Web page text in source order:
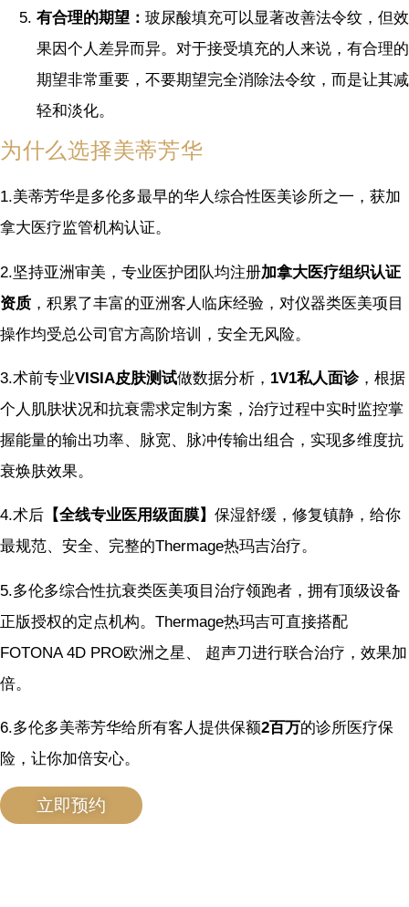
有合理的期望： 玻尿酸填充可以显著改善法令纹，但效
果因个人差异而异。对于接受填充的人来说，有合理的
期望非常重要，不要期望完全消除法令纹，而是让其减
轻和淡化。
为什么选择美蒂芳华
1.美蒂芳华是多伦多最早的华人综合性医美诊所之一，获加
拿大医疗监管机构认证。
2.坚持亚洲审美，专业医护团队均注册加拿大医疗组织认证
资质 ，积累了丰富的亚洲客人临床经验，对仪器类医美项目
操作均受总公司官方高阶培训，安全无风险。
3.术前专业VISIA皮肤测试做数据分析， 1V1私人面诊，根据
个人肌肤状况和抗衰需求定制方案，治疗过程中实时监控掌
握能量的输出功率、脉宽、脉冲传输出组合，实现多维度抗
衰焕肤效果。
4.术后 【全线专业医用级面膜】 保湿舒缓，修复镇静，给你
最规范、安全、完整的Thermage热玛吉治疗。
5.多伦多综合性抗衰类医美项目治疗领跑者，拥有顶级设备
正版授权的定点机构。Thermage热玛吉可直接搭配
FOTONA 4D PRO欧洲之星、 超声刀进行联合治疗，效果加
倍。
6.多伦多美蒂芳华给所有客人提供保额2百万的诊所医疗保
险，让你加倍安心。
立即预约